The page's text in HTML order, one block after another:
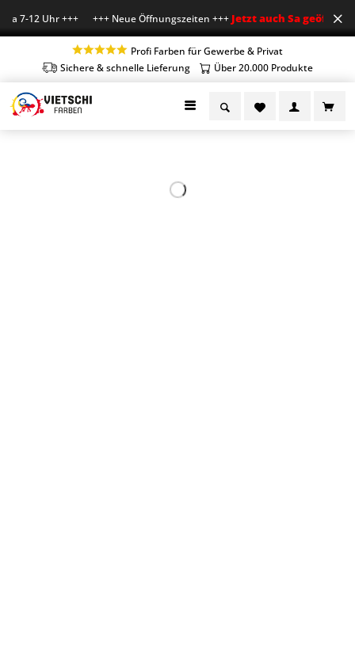
7-12 Uhr +++ +++ Neue Öffnungszeiten +++Jetzt auch Sa geöffnet +++
Profi Farben für Gewerbe & Privat
Sichere & schnelle Lieferung
Über 20.000 Produkte